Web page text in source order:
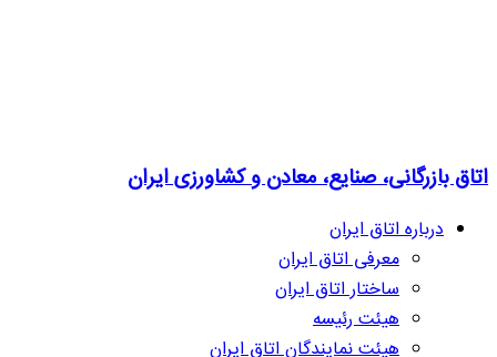
اتاق بازرگانی، صنایع، معادن و کشاورزی ایران
درباره اتاق ایران
معرفی اتاق ایران
ساختار اتاق ایران
هیئت رئیسه
هیئت نمایندگان اتاق ایران